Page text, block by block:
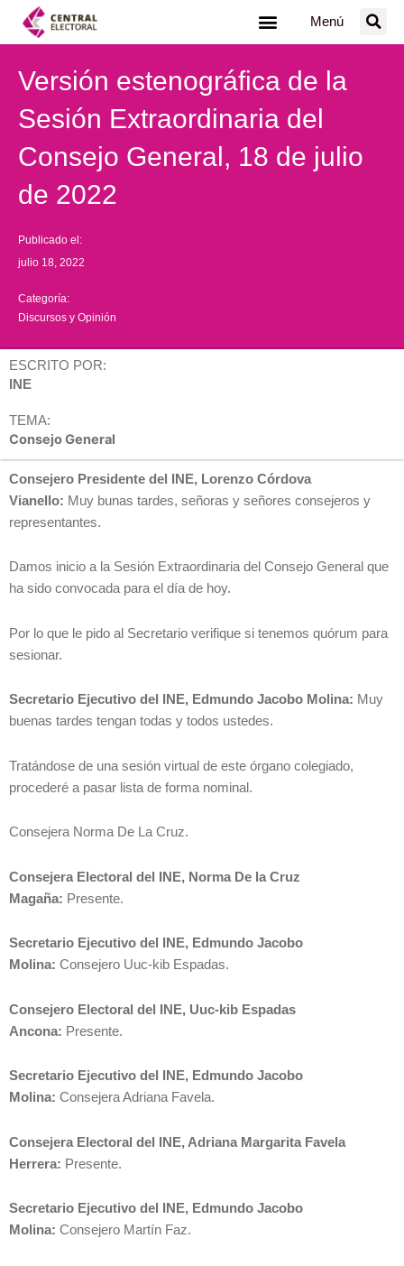
Menú
Versión estenográfica de la
Sesión Extraordinaria del
Consejo General, 18 de julio
de 2022
Publicado el:
julio 18, 2022
Categoría:
Discursos y Opinión
ESCRITO POR:
INE
TEMA:
Consejo General
Consejero Presidente del INE, Lorenzo Córdova
Vianello: Muy bunas tardes, señoras y señores consejeros y
representantes.
Damos inicio a la Sesión Extraordinaria del Consejo General que
ha sido convocada para el día de hoy.
Por lo que le pido al Secretario verifique si tenemos quórum para
sesionar.
Secretario Ejecutivo del INE, Edmundo Jacobo Molina: Muy
buenas tardes tengan todas y todos ustedes.
Tratándose de una sesión virtual de este órgano colegiado,
procederé a pasar lista de forma nominal.
Consejera Norma De La Cruz.
Consejera Electoral del INE, Norma De la Cruz
Magaña: Presente.
Secretario Ejecutivo del INE, Edmundo Jacobo
Molina: Consejero Uuc-kib Espadas.
Consejero Electoral del INE, Uuc-kib Espadas
Ancona: Presente.
Secretario Ejecutivo del INE, Edmundo Jacobo
Molina: Consejera Adriana Favela.
Consejera Electoral del INE, Adriana Margarita Favela
Herrera: Presente.
Secretario Ejecutivo del INE, Edmundo Jacobo
Molina: Consejero Martín Faz.